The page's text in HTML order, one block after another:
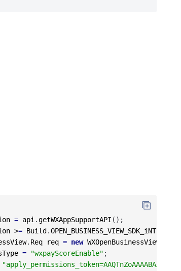
= api .getWXAppSupportAPI ( ) ;
>= Build .OPEN_BUSINESS_VIEW_SDK_iNT)
. Req req = new WXOpenBusinessView
= "wxpayScoreEnable" ;